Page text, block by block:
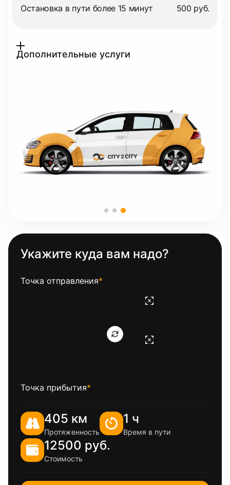
Остановка в пути более 15 минут 500 руб.
Дополнительные услуги
Укажите куда вам надо?
Точка отправления*
Точка прибытия*
405 км
Протяженность
1 ч
Время в пути
12500 руб.
Стоимость